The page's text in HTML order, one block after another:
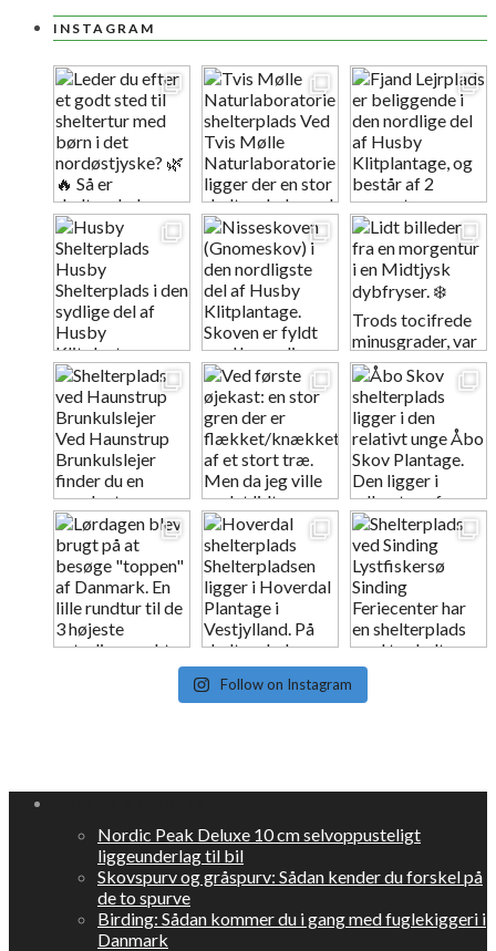
INSTAGRAM
Follow on Instagram
Nordic Peak Deluxe 10 cm selvoppusteligt
liggeunderlag til bil
Skovspurv og gråspurv: Sådan kender du forskel på
de to spurve
Birding: Sådan kommer du i gang med fuglekiggeri i
Danmark